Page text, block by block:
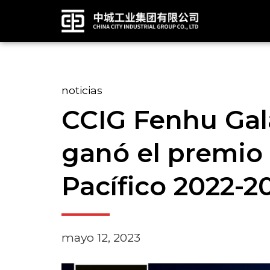
noticias
CCIG Fenhu
ganó el
Pacífico 2022-
mayo 12, 2023